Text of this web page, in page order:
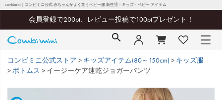
combimini｜コンビミニ公式 赤ちゃんがよく笑うベビー服 新生児・キッズ・ベビー アイテム
会員登録で200pt、レビュー投稿で100ptプレゼント！
コンビミニ公式ストア キッズアイテム(80～150cm)
キッズ服
ボトムス
イージーケア速乾ジョガーパンツ